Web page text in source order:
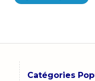
Catégories